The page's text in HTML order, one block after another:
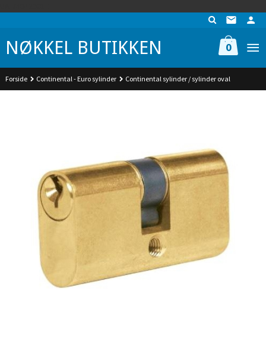
NØKKEL BUTIKKEN 0
Forside Continental - Euro sylinder Continental sylinder / sylinder oval